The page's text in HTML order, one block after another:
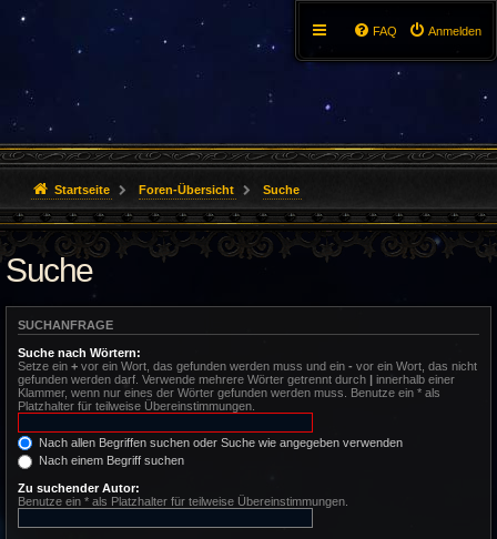
Anmelden
FAQ
Startseite Foren-Übersicht Suche
Suche
SUCHANFRAGE
Suche nach Wörtern:
Setze ein + vor ein Wort, das gefunden werden muss und ein - vor ein Wort, das nicht
gefunden werden darf. Verwende mehrere Wörter getrennt durch | innerhalb einer
Klammer, wenn nur eines der Wörter gefunden werden muss. Benutze ein * als
Platzhalter für teilweise Übereinstimmungen.
Nach allen Begriffen suchen oder Suche wie angegeben verwenden
Nach einem Begriff suchen
Zu suchender Autor:
Benutze ein * als Platzhalter für teilweise Übereinstimmungen.